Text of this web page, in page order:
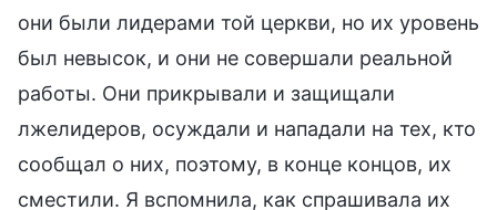
они были лидерами той церкви, но их уровень
был невысок, и они не совершали реальной
работы. Они прикрывали и защищали
лжелидеров, осуждали и нападали на тех, кто
сообщал о них, поэтому, в конце концов, их
сместили. Я вспомнила, как спрашивала их